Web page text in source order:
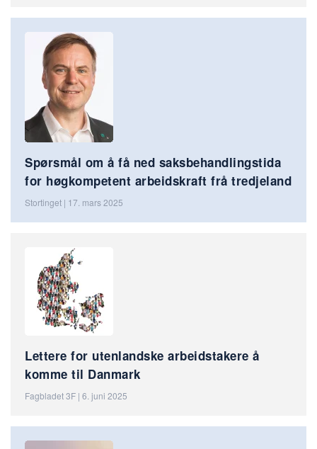
Spørsmål om å få ned saksbehandlingstida
for høgkompetent arbeidskraft frå tredjeland
Stortinget | 17. mars 2025
Lettere for utenlandske arbeidstakere å
komme til Danmark
Fagbladet 3F | 6. juni 2025